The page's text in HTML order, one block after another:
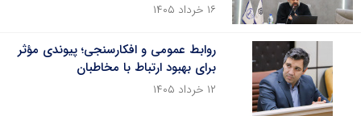
۱۶ خرداد ۱۴۰۵
روابط عمومی و افکارسنجی؛ پیوندی مؤثر
برای بهبود ارتباط با مخاطبان
۱۲ خرداد ۱۴۰۵